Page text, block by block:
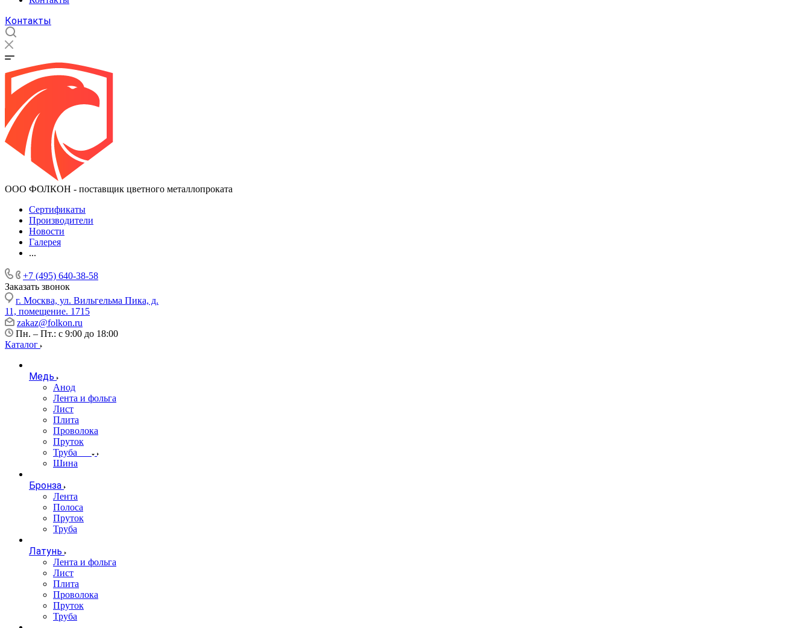
Контакты
ООО ФОЛКОН - поставщик цветного металлопроката
Сертификаты
Производители
Новости
Галерея
...
+7 (495) 640-38-58
Заказать звонок
г. Москва, ул. Вильгельма Пика, д.
11, помещение. 1715
zakaz@folkon.ru
Пн. – Пт.: с 9:00 до 18:00
Каталог
Медь
Анод
Лента и фольга
Лист
Плита
Проволока
Пруток
Труба
Шина
Бронза
Лента
Полоса
Пруток
Труба
Латунь
Лента и фольга
Лист
Плита
Проволока
Пруток
Труба